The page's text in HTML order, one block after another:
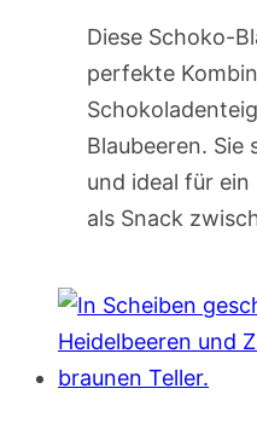
Diese Schoko-
perfekte
Blaubeeren. Sie
und ideal für
als Snack